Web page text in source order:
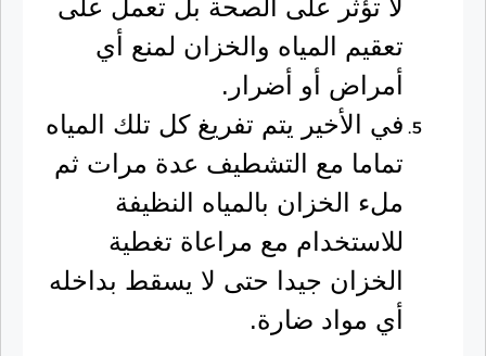
لا تؤثر على الصحة بل تعمل على
تعقيم المياه والخزان لمنع أي
أمراض أو أضرار.
في الأخير يتم تفريغ كل تلك المياه
تماما مع التشطيف عدة مرات ثم
ملء الخزان بالمياه النظيفة
للاستخدام مع مراعاة تغطية
الخزان جيدا حتى لا يسقط بداخله
أي مواد ضارة.